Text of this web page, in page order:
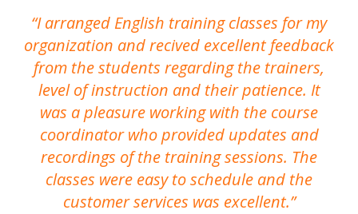
I arranged English training classes for my
organization and recived excellent feedback
from the students regarding the trainers,
level of instruction and their patience. It
was a pleasure working with the course
coordinator who provided updates and
recordings of the training sessions. The
classes were easy to schedule and the
customer services was excellent.